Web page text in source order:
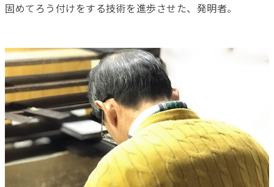
固めてろう付けをする技術を進歩させた、発明者。